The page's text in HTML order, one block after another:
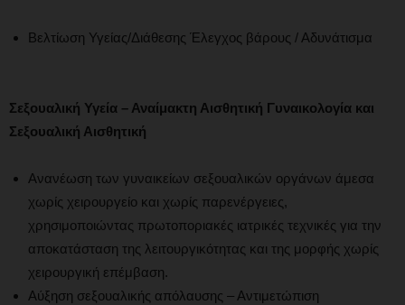
Βελτίωση Υγείας/Διάθεσης Έλεγχος βάρους / Αδυνάτισμα
Σεξουαλική Υγεία – Αναίμακτη Αισθητική Γυναικολογία και
Σεξουαλική Αισθητική
Ανανέωση των γυναικείων σεξουαλικών οργάνων άμεσα
χωρίς χειρουργείο και χωρίς παρενέργειες,
χρησιμοποιώντας πρωτοποριακές ιατρικές τεχνικές για την
αποκατάσταση της λειτουργικότητας και της μορφής χωρίς
χειρουργική επέμβαση.
Αύξηση σεξουαλικής απόλαυσης – Αντιμετώπιση